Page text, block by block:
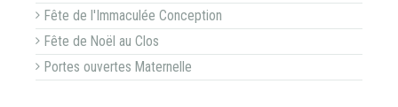
Fête de l'Immaculée Conception
Fête de Noël au Clos
Portes ouvertes Maternelle